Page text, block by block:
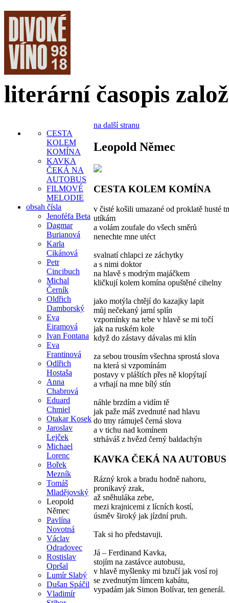
literární časopis
CESTA
KOLEM
KOMÍNA
KAVKA
ČEKÁ NA
AUTOBUS
FILMOVÉ
MELODIE
obsah čísla
Jenoféfa Beta
Dagmar
Burianová
Karla
Cikánová
Petr
Cincibuch
Michal
Černík
Oldřich
Damborský
Eva
Eiramová
Ivan Fontana
Eva
Frantinová
Odlřich
Hostaša
Anna
Chabrová
Eduard
Chmiel
Otakar Kosek
Jaroslav
Lejček
Michael
Lorenc
Bořek
Mezník
Tomáš
Mladějovský
Leopold
Němec
Pavlína
Novotná
Václav
Odradovec
Rostislav
Opršal
Lumír Slabý
Dušan Spáčil
Vladimír
na další stranu
Leopold Němec
CESTA KOLEM KOMÍNA
v čisté košili umazané od proklatě husté
utíkám
a volám zoufale do všech směrů
nenechte mne utéct
svalnatí chlapci ze záchytky
a s nimi doktor
na hlavě s modrým majáčkem
kličkují kolem komína opuštěné cihelny
jako motýla chtějí do kazajky lapit
můj nečekaný jarní splín
vzpomínky na tebe v hlavě se mi točí
jak na ruském kole
když do zástavy dávalas mi klín
za sebou trousím všechna sprostá slova
na která si vzpomínám
postavy v pláštích přes ně klopýtají
a vrhají na mne bílý stín
náhle brzdím a vidím tě
jak paže máš zvednuté nad hlavu
do tmy rámuješ černá slova
a v tichu nad komínem
strháváš z hvězd černý baldachýn
KAVKA ČEKÁ NA AUTOBUS
Rázný krok a bradu hodně nahoru,
pronikavý zrak,
až sněhuláka zebe,
mezi krajnicemi z lícních kostí,
úsměv široký jak jízdní pruh.
Tak si ho představuji.
Já – Ferdinand Kavka,
stojím na zastávce autobusu,
v hlavě myšlenky mi bzučí jak vosí roj
se zvednutým límcem kabátu,
vypadám jak Simon Bolívar, ten generál.